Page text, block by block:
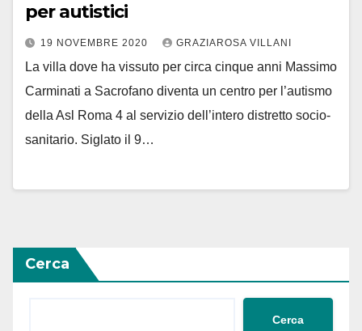
per autistici
19 NOVEMBRE 2020 GRAZIAROSA VILLANI
La villa dove ha vissuto per circa cinque anni Massimo
Carminati a Sacrofano diventa un centro per l’autismo
della Asl Roma 4 al servizio dell’intero distretto socio-
sanitario. Siglato il 9…
Cerca
Cerca